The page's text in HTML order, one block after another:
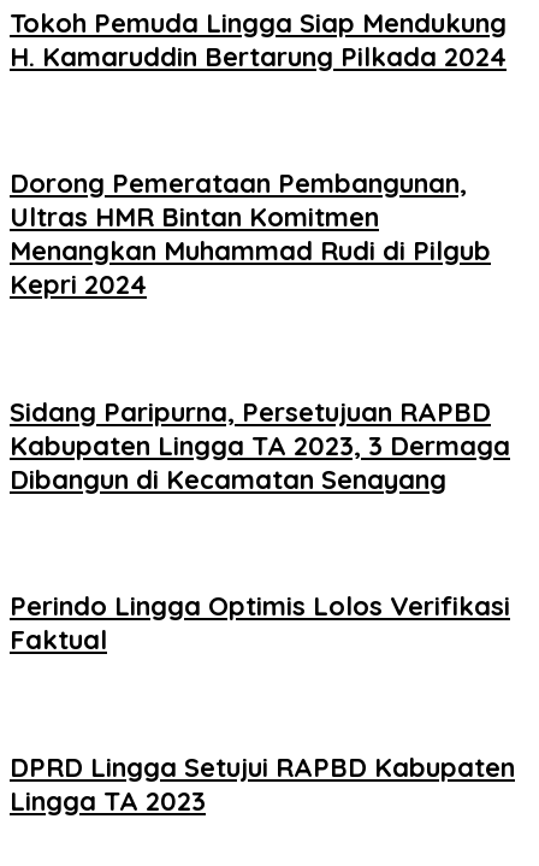
Tokoh Pemuda Lingga Siap Mendukung
H. Kamaruddin Bertarung Pilkada 2024
Dorong Pemerataan Pembangunan,
Ultras HMR Bintan Komitmen
Menangkan Muhammad Rudi di Pilgub
Kepri 2024
Sidang Paripurna, Persetujuan RAPBD
Kabupaten Lingga TA 2023, 3 Dermaga
Dibangun di Kecamatan Senayang
Perindo Lingga Optimis Lolos Verifikasi
Faktual
DPRD Lingga Setujui RAPBD Kabupaten
Lingga TA 2023